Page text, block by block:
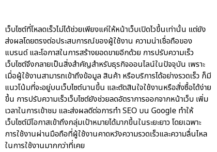
เว็บไซต์ที่โหลดเร็วไม่ได้ช่วยเพียงแค่ให้หน้าเว็บเปิดไวขึ้นเท่านั้น แต่ยัง
ส่งผลโดยตรงต่อประสบการณ์ของผู้ใช้งาน ความน่าเชื่อถือของ
แบรนด์ และโอกาสในการสร้างยอดขายอีกด้วย การปรับความเร็ว
เว็บไซต์จึงกลายเป็นสิ่งสำคัญสำหรับธุรกิจออนไลน์ในปัจจุบัน เพราะ
เมื่อผู้ใช้งานสามารถเข้าถึงข้อมูล สินค้า หรือบริการได้อย่างรวดเร็ว ก็มี
แนวโน้มที่จะอยู่บนเว็บไซต์นานขึ้น และตัดสินใจใช้งานหรือสั่งซื้อได้ง่าย
ขึ้น การปรับความเร็วเว็บไซต์ยังช่วยลดอัตราการออกจากหน้าเว็บ เพิ่ม
เวลาในการเข้าชม และส่งผลดีต่อการทำ SEO บน Google ทำให้
เว็บไซต์มีโอกาสเข้าถึงกลุ่มเป้าหมายได้มากขึ้นในระยะยาว โดยเฉพาะ
การใช้งานผ่านมือถือที่ผู้ใช้งานคาดหวังความรวดเร็วและความลื่นไหล
ในการใช้งานมากกว่าที่เคย